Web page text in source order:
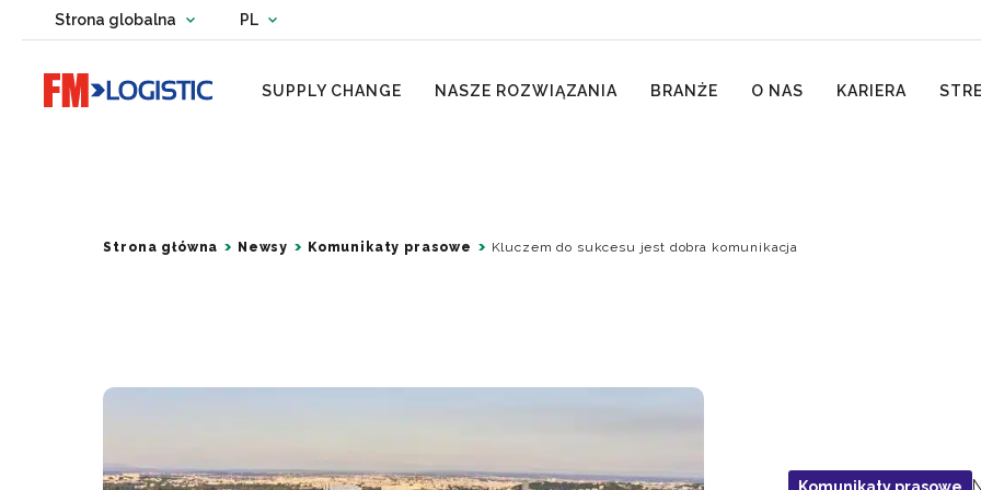
Strona globalna Change country website
PL
Change language
Go to home page
SUPPLY CHANGE NASZE ROZWIĄZANIA BRANŻE O NAS KARIERA
Strona główna Newsy Komunikaty prasowe Kluczem do sukcesu jest dobra komunikacja
Komunikaty prasowe